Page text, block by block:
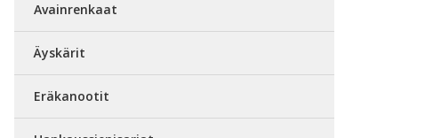
Avainrenkaat
Äyskärit
Eräkanootit